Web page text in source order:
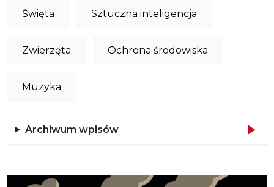
Święta Sztuczna inteligencja
Zwierzęta Ochrona środowiska
Muzyka
Archiwum wpisów
Obraz